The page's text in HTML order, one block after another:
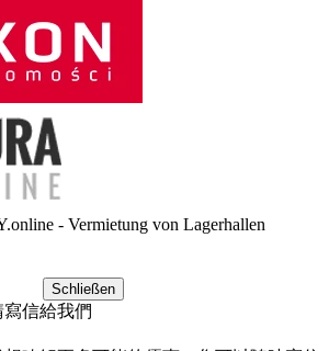
- Vermietung von Lagerhallen
Schließen
信給我們